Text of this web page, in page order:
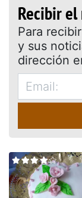
Recibir
Para
y sus
dirección